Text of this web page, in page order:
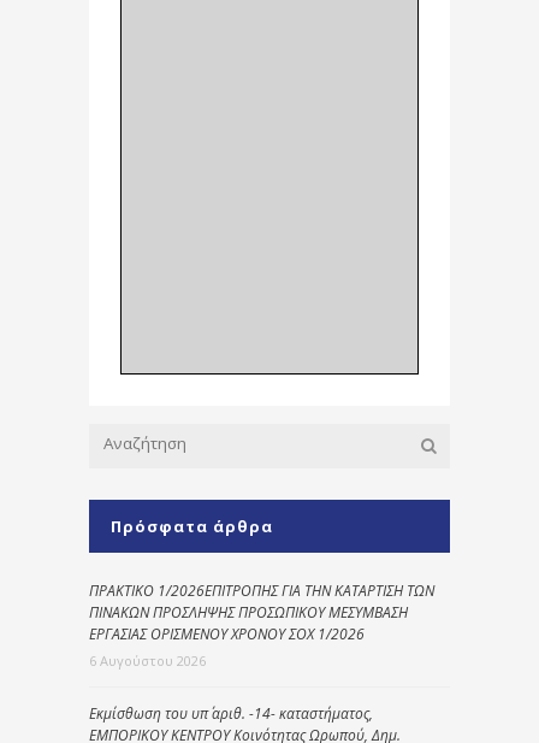
Πρόσφατα άρθρα
ΠΡΑΚΤΙΚΟ 1/2026ΕΠΙΤΡΟΠΗΣ ΓΙΑ ΤΗΝ ΚΑΤΑΡΤΙΣΗ ΤΩΝ
ΠΙΝΑΚΩΝ ΠΡΟΣΛΗΨΗΣ ΠΡΟΣΩΠΙΚΟΥ ΜΕΣΥΜΒΑΣΗ
ΕΡΓΑΣΙΑΣ ΟΡΙΣΜΕΝΟΥ ΧΡΟΝΟΥ ΣΟΧ 1/2026
6 Αυγούστου 2026
Εκμίσθωση του υπ΄ αριθ. -14- καταστήματος,
ΕΜΠΟΡΙΚΟΥ ΚΕΝΤΡΟΥ Κοινότητας Ωρωπού, Δημ.